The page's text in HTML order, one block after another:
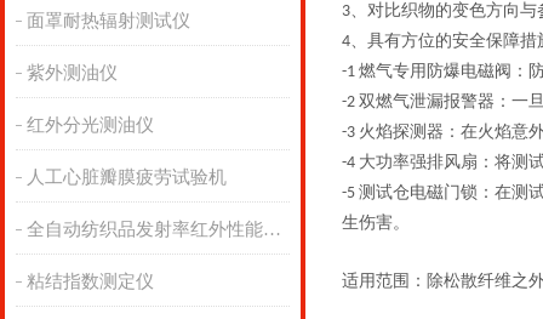
面罩耐热辐射测试仪
紫外测油仪
红外分光测油仪
人工心脏瓣膜疲劳试验机
全自动纺织品发射率红外性能分析
粘结指数测定仪
3、对比织物的变色方向
4、具有方位的安全保障措
-1 燃气专用防爆电磁阀：
-2 双燃气泄漏报警器：一
-3 火焰探测器：在火焰意
-4 大功率强排风扇：将测
-5 测试仓电磁门锁：在测
生伤害。
适用范围：除松散纤维之